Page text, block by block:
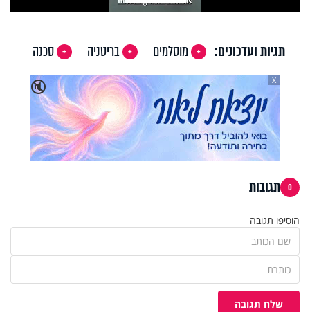
Video
תגיות ועדכונים: מוסלמים בריטניה
סכנה
🔇
X
0 תגובות
הוסיפו תגובה
שלח תגובה